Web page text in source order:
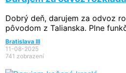
Dobrý deň, darujem za odvoz
pôvodom z Talianska. Plne
Bratislava III
11-08-2025
741 zobrazení